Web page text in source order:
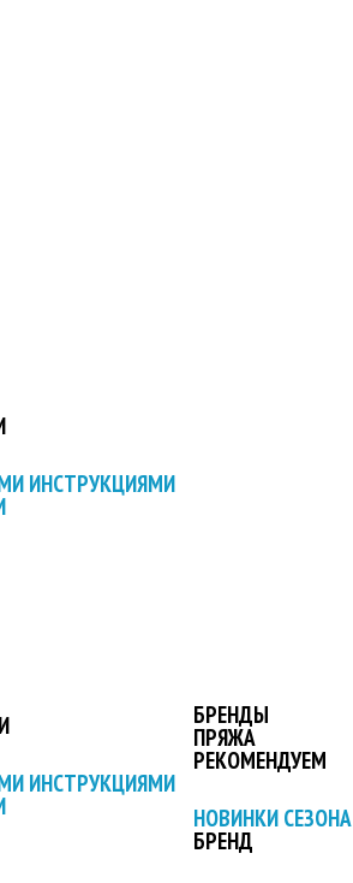
ИНСТРУКЦИЯМИ
ИНСТРУКЦИЯМИ
БРЕНДЫ
ПРЯЖА
РЕКОМЕНДУЕМ
НОВИНКИ СЕЗОНА
БРЕНД